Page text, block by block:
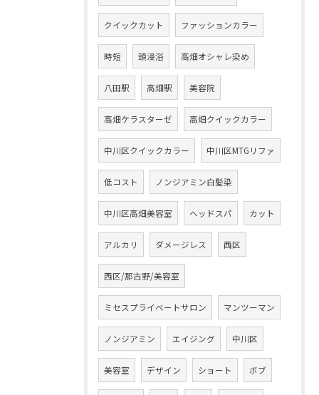
クイックカット ファッションカラー
時短 頭浸浴 高畑オシャレ染め
八田駅 高畑駅 美容院
高畑ケラスターゼ 高畑クイックカラー
中川区クイックカラー 中川区MTGリファ
低コスト ノンジアミン白髪染
中川区高畑美容室 ヘッドスパ カット
アルカリ ダメージレス 西区
西区/那古野/美容室
ミセスプライベートサロン マンツーマン
ノンジアミン エイジング 中川区
美容室 デザイン ショート ボブ